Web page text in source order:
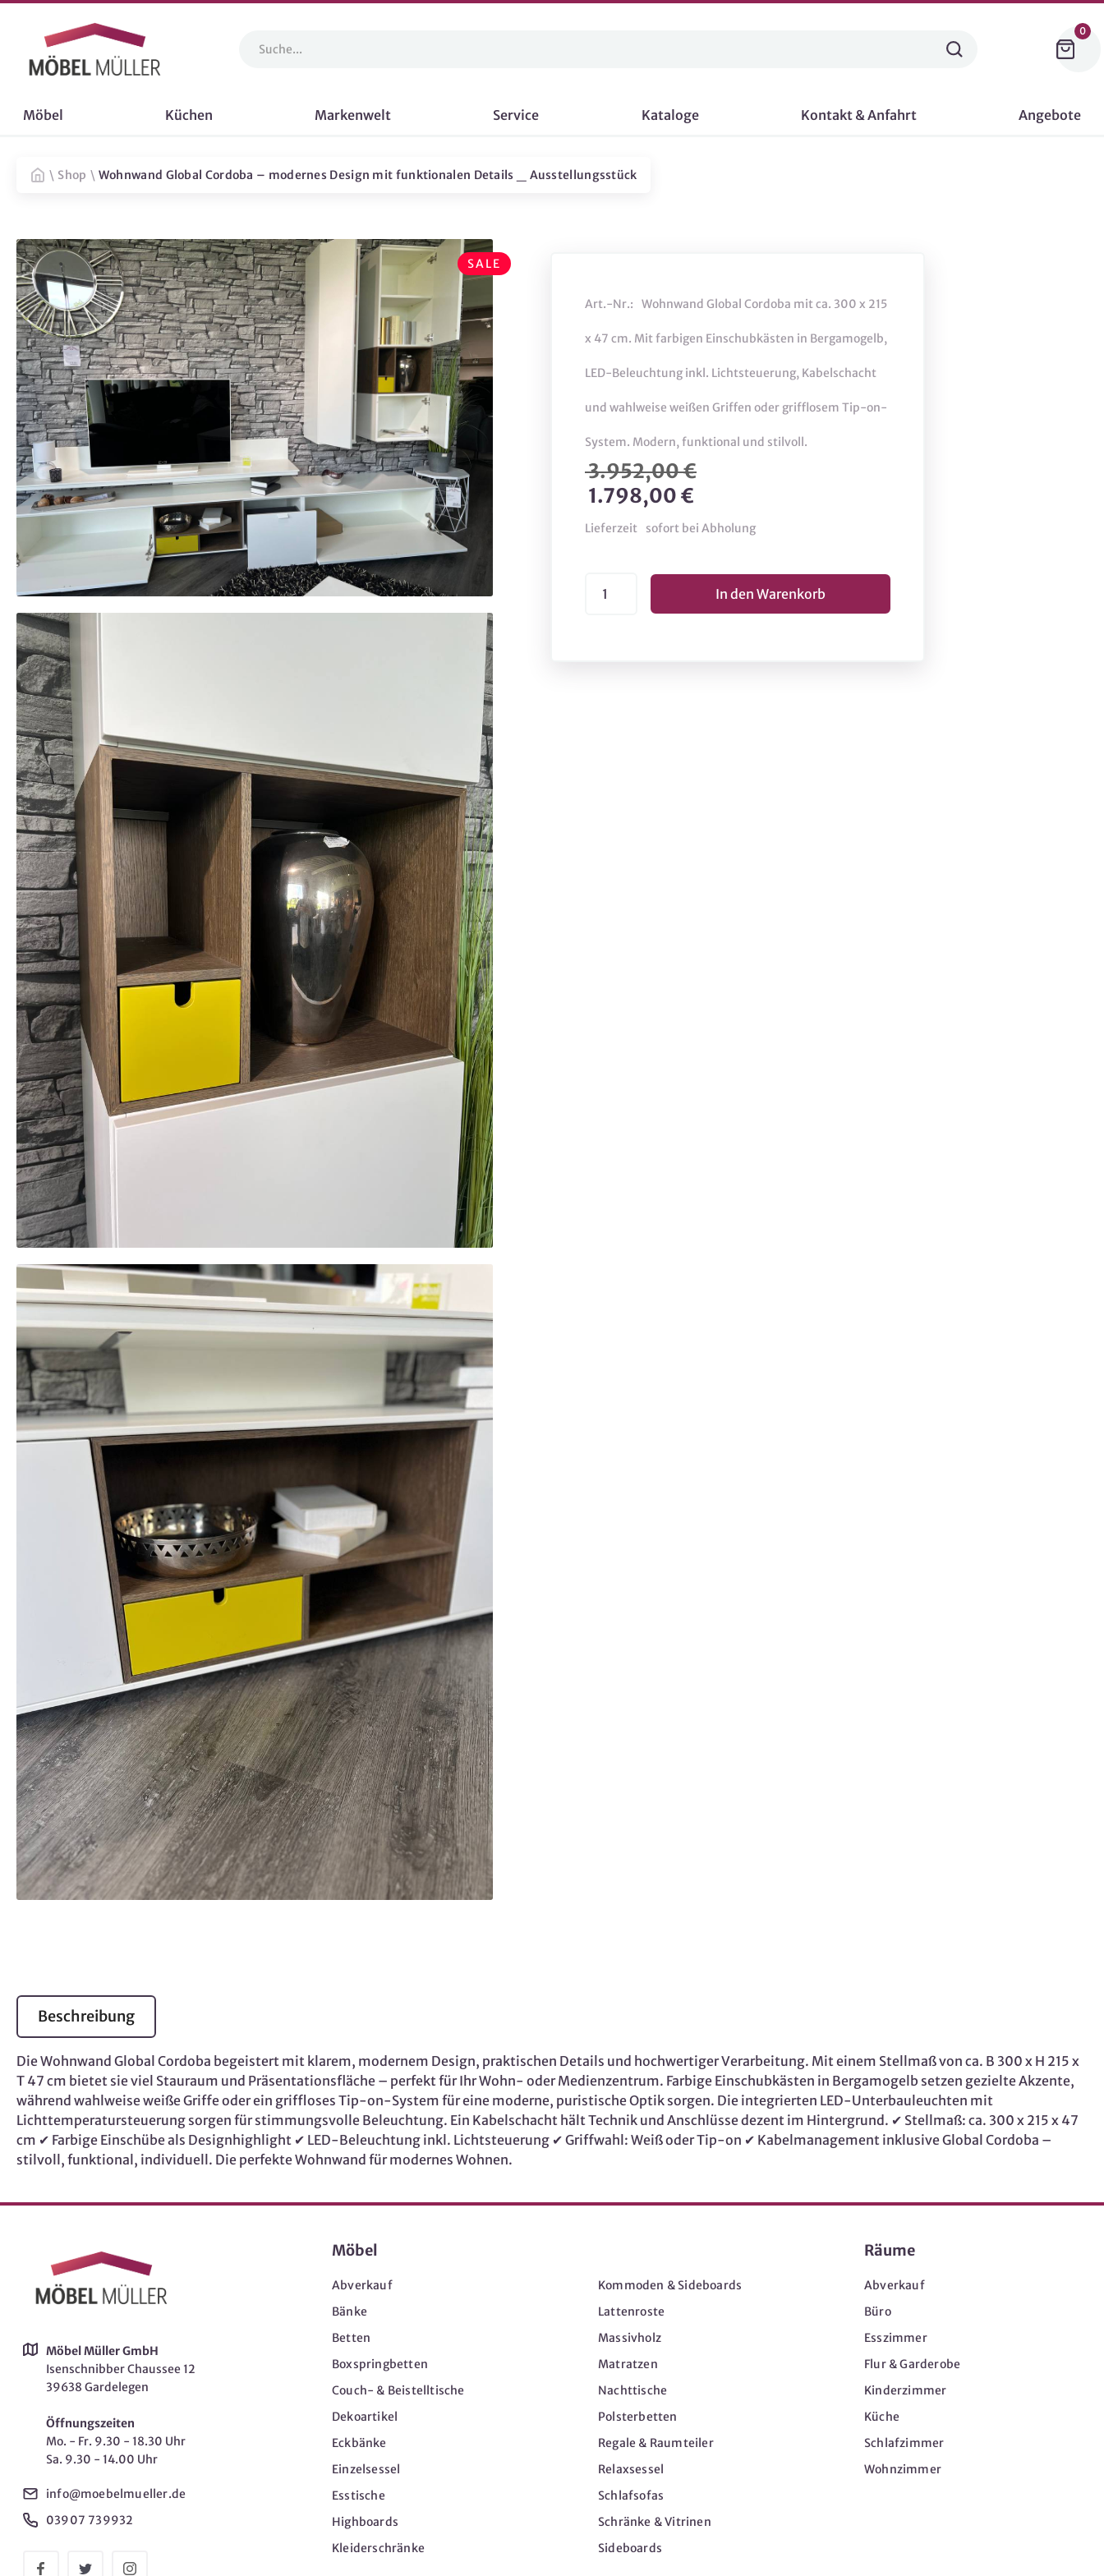
0
Möbel Küchen Markenwelt Service Kataloge Kontakt & Anfahrt Angebote
\ Shop \ Wohnwand Global Cordoba – modernes Design mit funktionalen Details _ Ausstellungsstück
SALE
Art.-Nr.: Wohnwand Global Cordoba mit ca. 300 x 215
x 47 cm. Mit farbigen Einschubkästen in Bergamogelb,
LED-Beleuchtung inkl. Lichtsteuerung, Kabelschacht
und wahlweise weißen Griffen oder grifflosem Tip-on-
System. Modern, funktional und stilvoll.
3.952,00 €
1.798,00 €
Lieferzeit sofort bei Abholung
Beschreibung
Die Wohnwand Global Cordoba begeistert mit klarem, modernem Design, praktischen Details und hochwertiger Verarbeitung. Mit einem Stellmaß von ca. B 300 x H 215 x
T 47 cm bietet sie viel Stauraum und Präsentationsfläche – perfekt für Ihr Wohn- oder Medienzentrum. Farbige Einschubkästen in Bergamogelb setzen gezielte Akzente,
während wahlweise weiße Griffe oder ein griffloses Tip-on-System für eine moderne, puristische Optik sorgen. Die integrierten LED-Unterbauleuchten mit
Lichttemperatursteuerung sorgen für stimmungsvolle Beleuchtung. Ein Kabelschacht hält Technik und Anschlüsse dezent im Hintergrund. ✔ Stellmaß: ca. 300 x 215 x 47
cm ✔ Farbige Einschübe als Designhighlight ✔ LED-Beleuchtung inkl. Lichtsteuerung ✔ Griffwahl: Weiß oder Tip-on ✔ Kabelmanagement inklusive Global Cordoba –
stilvoll, funktional, individuell. Die perfekte Wohnwand für modernes Wohnen.
Möbel Müller GmbH
Isenschnibber Chaussee 12
39638 Gardelegen
Öffnungszeiten
Mo. - Fr. 9.30 - 18.30 Uhr
Sa. 9.30 - 14.00 Uhr
info@moebelmueller.de
03907 739932
Möbel
Abverkauf
Bänke
Betten
Boxspringbetten
Couch- & Beistelltische
Dekoartikel
Eckbänke
Einzelsessel
Esstische
Highboards
Kleiderschränke
Kommoden & Sideboards
Lattenroste
Massivholz
Matratzen
Nachttische
Polsterbetten
Regale & Raumteiler
Relaxsessel
Schlafsofas
Schränke & Vitrinen
Sideboards
Räume
Abverkauf
Büro
Esszimmer
Flur & Garderobe
Kinderzimmer
Küche
Schlafzimmer
Wohnzimmer